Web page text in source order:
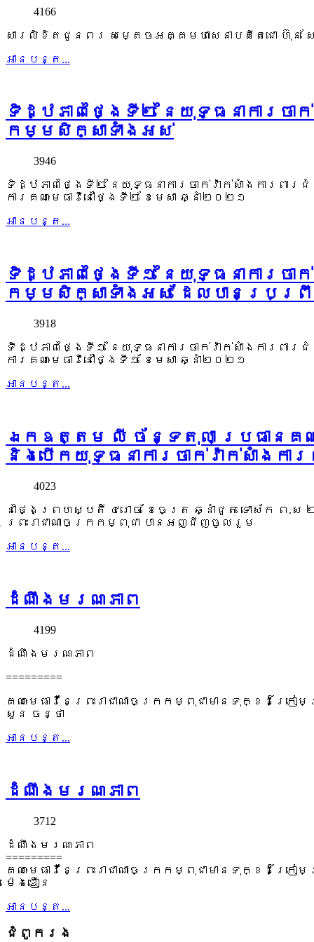
4166
សារលិខិតជូនពរ សម្តេចអគ្គមហាសេនាបតីតេជោ ហ៊ុន
អាន​បន្ត...
ទិដ្ឋភាពថ្ងៃទី២ នៃយុទ្ធនាការចា
កម្មសិក្សាទាំងអស់
3946
ទិដ្ឋភាពថ្ងៃទី២ នៃយុទ្ធនាការចាក់វ៉ាក់សាំងការព
ការគណៈមេធាវីនៅថ្ងៃទី២ ខែមេសា ឆ្នាំ២០២១
អាន​បន្ត...
ទិដ្ឋភាពថ្ងៃទី១ នៃយុទ្ធនាការចា
កម្មសិក្សាទាំងអស់ ដែលបានប្រព្រឹត្
3918
ទិដ្ឋភាពថ្ងៃទី១ នៃយុទ្ធនាការចាក់វ៉ាក់សាំងការព
ការគណៈមេធាវីនៅថ្ងៃទី១ ខែមេសា ឆ្នាំ២០២១
អាន​បន្ត...
ឯកឧត្តម លី ច័ន្ទតុលា ប្រធានគណៈ
និងបើកយុទ្ធនាការចាក់វ៉ាក់សាំងក
4023
នាថ្ងៃព្រហស្បតិ៍ ៤រោច ខែចេត្រ ឆ្នាំជូត ទោស័ក ព.
ព្រះរាជាណាចក្រកម្ពុជា បានអញ្ជីញចូលរួម
អាន​បន្ត...
ដំណឹងមរណភាព
4199
ដំណឹងមរណភាព
=========
គណៈមេធាវីនៃព្រះរាជាណាចក្រកម្ពុជាមានទុក្ខដ៏ក្រ
សួន ចន្ថា
អាន​បន្ត...
ដំណឹងមរណភាព
3712
ដំណឹងមរណភាព
=========
គណៈមេធាវីនៃព្រះរាជាណាចក្រកម្ពុជាមានទុក្ខដ៏ក្
ម៉េងឌឿន
អាន​បន្ត...
ជំពូក​រង